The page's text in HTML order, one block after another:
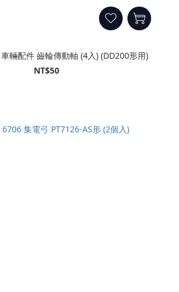
輛配件 齒輪傳動軸 (4入) (DD200形用)
NT$50